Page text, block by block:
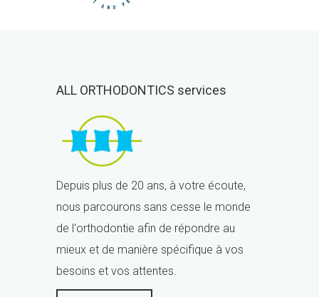
ALL ORTHODONTICS services
Depuis plus de 20 ans, à votre écoute,
nous parcourons sans cesse le monde
de l'orthodontie afin de répondre au
mieux et de manière spécifique à vos
besoins et vos attentes.